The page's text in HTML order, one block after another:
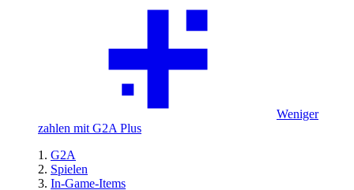
Weniger
zahlen mit G2A Plus
G2A
Spielen
In-Game-Items